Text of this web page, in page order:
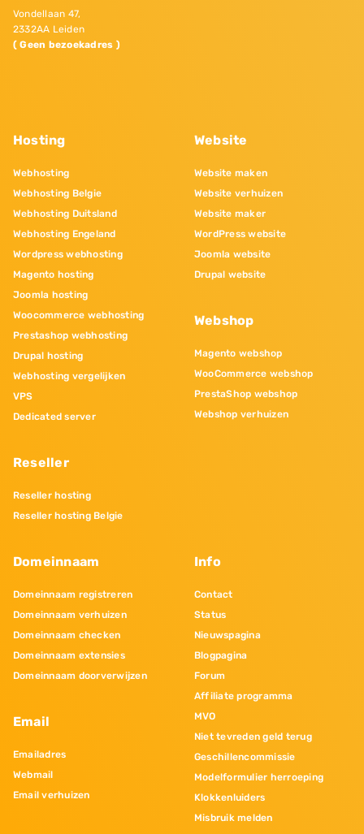
Vondellaan 47,
2332AA Leiden
( Geen bezoekadres )
Hosting
Webhosting
Webhosting Belgie
Webhosting Duitsland
Webhosting Engeland
Wordpress webhosting
Magento hosting
Joomla hosting
Woocommerce webhosting
Prestashop webhosting
Drupal hosting
Webhosting vergelijken
VPS
Dedicated server
Reseller
Reseller hosting
Reseller hosting Belgie
Website
Website maken
Website verhuizen
Website maker
WordPress website
Joomla website
Drupal website
Webshop
Magento webshop
WooCommerce webshop
PrestaShop webshop
Webshop verhuizen
Domeinnaam
Domeinnaam registreren
Domeinnaam verhuizen
Domeinnaam checken
Domeinnaam extensies
Domeinnaam doorverwijzen
Email
Emailadres
Webmail
Email verhuizen
Info
Contact
Status
Nieuwspagina
Blogpagina
Forum
Affiliate programma
MVO
Niet tevreden geld terug
Geschillencommissie
Modelformulier herroeping
Klokkenluiders
Misbruik melden